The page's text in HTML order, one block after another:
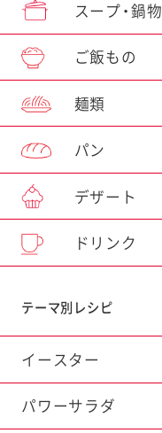
スープ・鍋物
ご飯もの
麺類
パン
デザート
ドリンク
テーマ別レシピ
イースター
パワーサラダ